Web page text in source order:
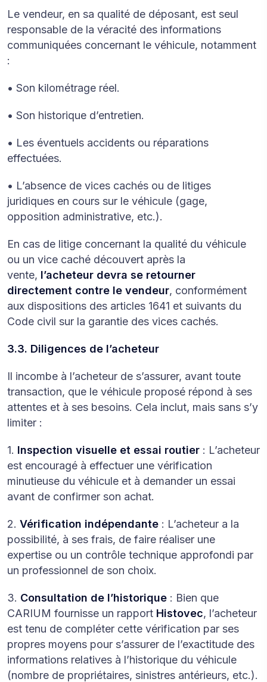
Le vendeur, en sa qualité de déposant, est seul
responsable de la véracité des informations
communiquées concernant le véhicule, notamment
:
• Son kilométrage réel.
• Son historique d’entretien.
• Les éventuels accidents ou réparations
effectuées.
• L’absence de vices cachés ou de litiges
juridiques en cours sur le véhicule (gage,
opposition administrative, etc.).
En cas de litige concernant la qualité du véhicule
ou un vice caché découvert après la
vente, l’acheteur devra se retourner
directement contre le vendeur, conformément
aux dispositions des articles 1641 et suivants du
Code civil sur la garantie des vices cachés.
3.3. Diligences de l’acheteur
Il incombe à l’acheteur de s’assurer, avant toute
transaction, que le véhicule proposé répond à ses
attentes et à ses besoins. Cela inclut, mais sans s’y
limiter :
1. Inspection visuelle et essai routier : L’acheteur
est encouragé à effectuer une vérification
minutieuse du véhicule et à demander un essai
avant de confirmer son achat.
2. Vérification indépendante : L’acheteur a la
possibilité, à ses frais, de faire réaliser une
expertise ou un contrôle technique approfondi par
un professionnel de son choix.
3. Consultation de l’historique : Bien que
CARIUM fournisse un rapport Histovec, l’acheteur
est tenu de compléter cette vérification par ses
propres moyens pour s’assurer de l’exactitude des
informations relatives à l’historique du véhicule
(nombre de propriétaires, sinistres antérieurs, etc.).